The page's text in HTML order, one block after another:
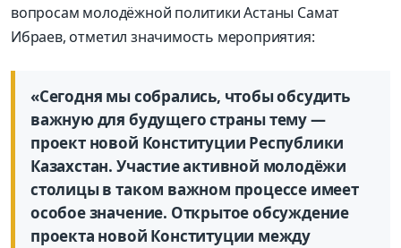
вопросам молодёжной политики Астаны Самат
Ибраев, отметил значимость мероприятия:
«Сегодня мы собрались, чтобы обсудить
важную для будущего страны тему —
проект новой Конституции Республики
Казахстан. Участие активной молодёжи
столицы в таком важном процессе имеет
особое значение. Открытое обсуждение
проекта новой Конституции между